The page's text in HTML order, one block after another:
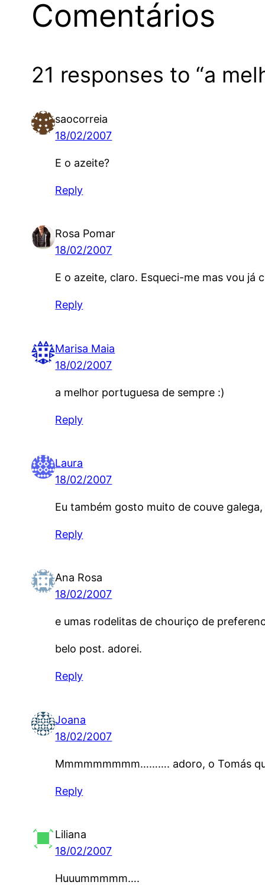
Comentários
21 responses to “a
saocorreia
18/02/2007
E o azeite?
Reply
Rosa Pomar
18/02/2007
E o azeite, claro. Esqueci-me mas vou já
Reply
Marisa Maia
18/02/2007
a melhor portuguesa de sempre :)
Reply
Laura
18/02/2007
Eu também gosto muito de couve
Reply
Ana Rosa
18/02/2007
e umas rodelitas de chouriço de
belo post. adorei.
Reply
Joana
18/02/2007
Mmmmmmmmm………. adoro, o Tomás
Reply
Liliana
18/02/2007
Huuummmmm….